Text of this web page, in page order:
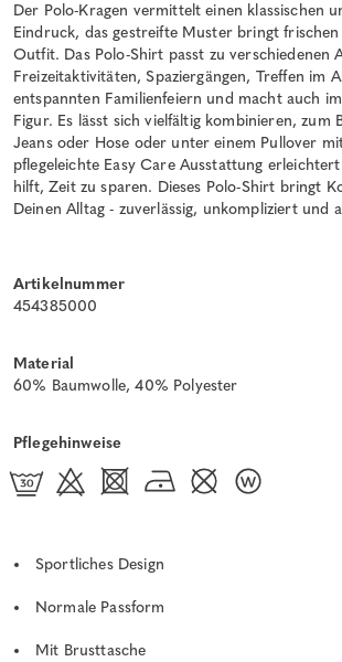
Der Polo-Kragen vermittelt einen klassischen
Eindruck, das gestreifte Muster bringt frischen
Outfit. Das Polo-Shirt passt zu verschiedenen
Freizeitaktivitäten, Spaziergängen, Treffen im
entspannten Familienfeiern und macht auch
Figur. Es lässt sich vielfältig kombinieren, zum
Jeans oder Hose oder unter einem Pullover
pflegeleichte Easy Care Ausstattung
hilft, Zeit zu sparen. Dieses Polo-Shirt bringt
Deinen Alltag - zuverlässig, unkompliziert und
Artikelnummer
454385000
Material
60% Baumwolle, 40% Polyester
Pflegehinweise
Sportliches Design
Normale Passform
Mit Brusttasche